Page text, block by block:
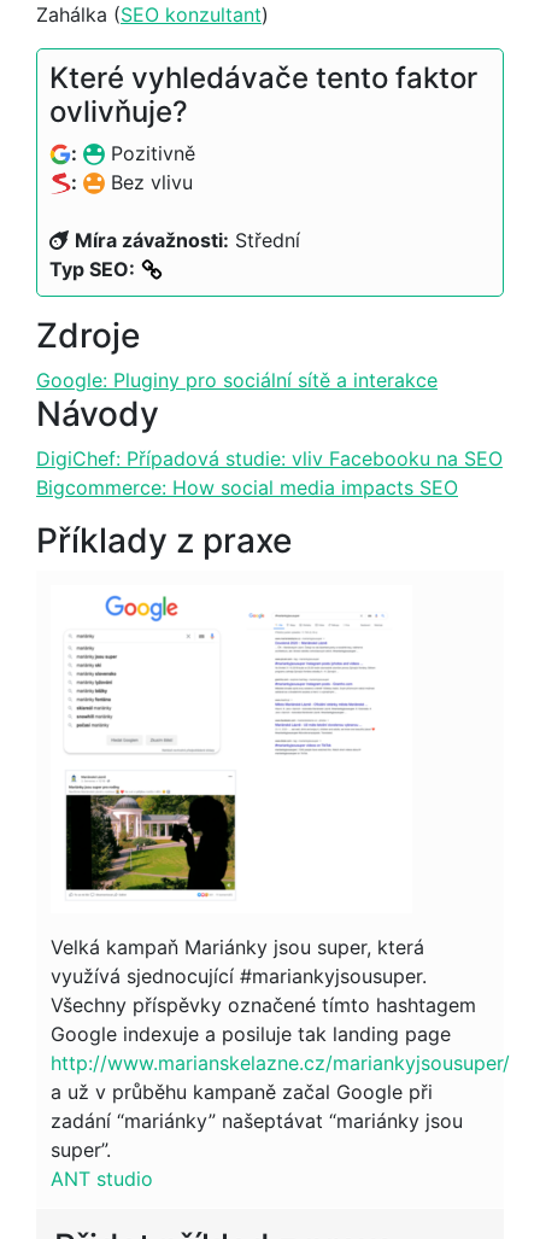
Zahálka (SEO konzultant)
Které vyhledávače tento faktor
ovlivňuje?
:
Pozitivně
:
Bez vlivu
Míra závažnosti: Střední
Typ SEO:
Zdroje
Google: Pluginy pro sociální sítě a interakce
Návody
DigiChef: Případová studie: vliv Facebooku na SEO
Bigcommerce: How social media impacts SEO
Příklady z praxe
Velká kampaň Mariánky jsou super, která
využívá sjednocující #mariankyjsousuper.
Všechny příspěvky označené tímto hashtagem
Google indexuje a posiluje tak landing page
http://www.marianskelazne.cz/mariankyjsousuper/
a už v průběhu kampaně začal Google při
zadání “mariánky” našeptávat “mariánky jsou
super”.
ANT studio